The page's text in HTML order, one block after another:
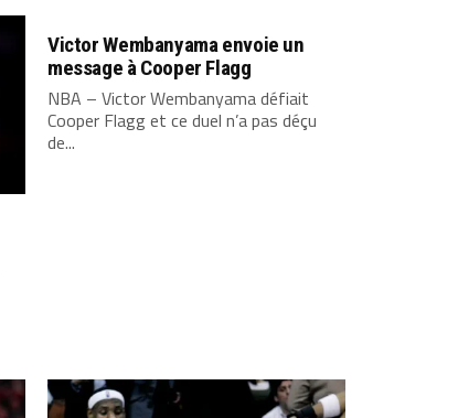
Victor Wembanyama envoie un
message à Cooper Flagg
NBA – Victor Wembanyama défiait
Cooper Flagg et ce duel n’a pas déçu
de...